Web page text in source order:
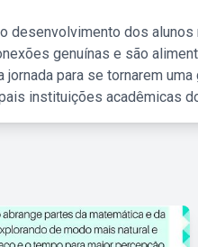
desenvolvimento dos
genuínas e são
para se tornarem
instituições acadêmicas